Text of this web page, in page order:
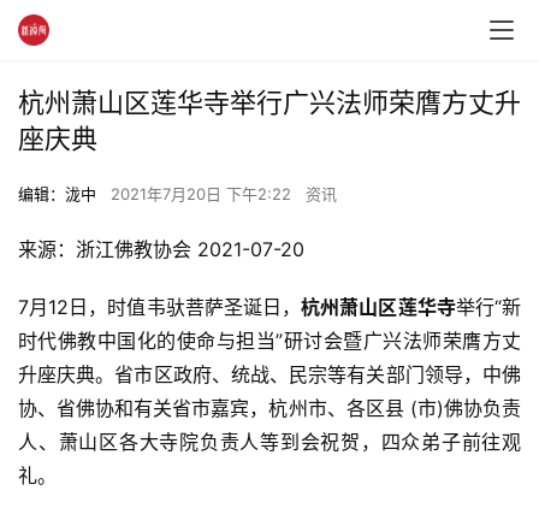
杭州萧山区莲华寺举行广兴法师荣膺方丈升
座庆典
编辑：泷中 2021年7月20日 下午2:22 资讯
来源：浙江佛教协会 2021-07-20
7月12日，时值韦驮菩萨圣诞日，杭州萧山区莲华寺举行“新
时代佛教中国化的使命与担当”研讨会暨广兴法师荣膺方丈
升座庆典。省市区政府、统战、民宗等有关部门领导，中佛
协、省佛协和有关省市嘉宾，杭州市、各区县 (市)佛协负责
人、萧山区各大寺院负责人等到会祝贺，四众弟子前往观
礼。